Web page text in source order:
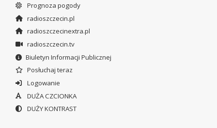
Prognoza pogody
radioszczecin.pl
radioszczecinextra.pl
radioszczecin.tv
Biuletyn Informacji Publicznej
Posłuchaj teraz
Logowanie
DUŻA CZCIONKA
DUŻY KONTRAST